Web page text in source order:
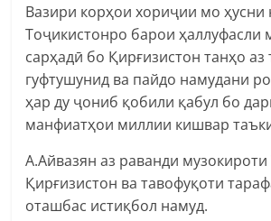
Вазири корҳои хориҷии мо ҳусни
Тоҷикистонро барои ҳаллуфасли
сарҳадӣ бо Қирғизистон танҳо аз
гуфтушунид ва пайдо намудани
ҳар ду ҷониб қобили қабул бо
манфиатҳои миллии кишвар
А.Айвазян аз раванди
Қирғизистон ва тавофуқоти
оташбас истиқбол намуд.